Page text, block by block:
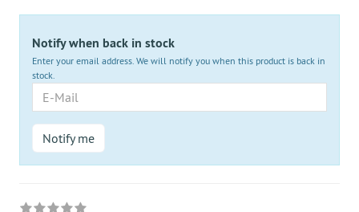
Notify when back in stock
Enter your email address. We will notify you when this product is back in
stock.
Mail
Notify me